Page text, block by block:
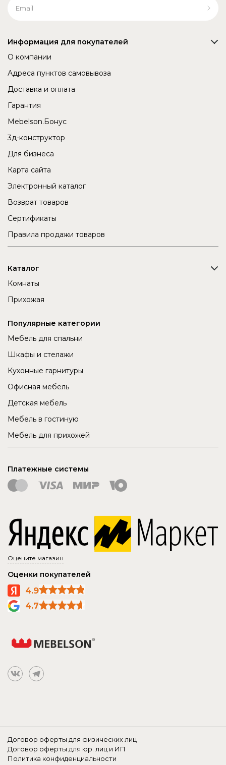
Информация для покупателей
О компании
Адреса пунктов самовывоза
Доставка и оплата
Гарантия
Mebelson.Бонус
3д-конструктор
Для бизнеса
Карта сайта
Электронный каталог
Возврат товаров
Сертификаты
Правила продажи товаров
Каталог
Комнаты
Прихожая
Популярные категории
Мебель для спальни
Шкафы и стелажи
Кухонные гарнитуры
Офисная мебель
Детская мебель
Мебель в гостиную
Мебель для прихожей
Платежные системы
Оцените магазин
Оценки покупателей
4.9
4.7
Договор оферты для физических лиц
Договор оферты для юр. лиц и ИП
Политика конфиденциальности